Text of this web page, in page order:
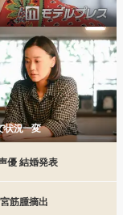
状況一変
優 結婚発表
筋腫摘出